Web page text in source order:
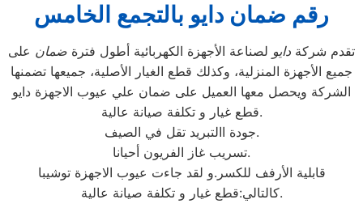
رقم ضمان دايو بالتجمع الخامس
تقدم شركة دايو لصناعة الأجهزة الكهربائية أطول فترة ضمان على
جميع الأجهزة المنزلية، وكذلك قطع الغيار الأصلية، جميعها تضمنها
الشركة ويحصل معها العميل على ضمان علي عيوب الاجهزة دايو
قطع غيار و تكلفة صيانة عالية.
جودة االتبريد تقل في الصيف.
تسريب غاز الفريون أحيانا.
قابلية الأرفف للكسر.و لقد جاءت عيوب الاجهزة توشيبا
كالتالي:قطع غيار و تكلفة صيانة عالية.